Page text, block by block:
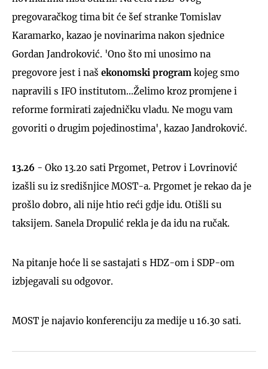
pregovaračkog tima bit će šef stranke Tomislav
Karamarko, kazao je novinarima nakon sjednice
Gordan Jandroković. 'Ono što mi unosimo na
pregovore jest i naš ekonomski program kojeg smo
napravili s IFO institutom...Želimo kroz promjene i
reforme formirati zajedničku vladu. Ne mogu vam
govoriti o drugim pojedinostima', kazao Jandroković.
13.26 - Oko 13.20 sati Prgomet, Petrov i Lovrinović
izašli su iz središnjice MOST-a. Prgomet je rekao da je
prošlo dobro, ali nije htio reći gdje idu. Otišli su
taksijem. Sanela Dropulić rekla je da idu na ručak.
Na pitanje hoće li se sastajati s HDZ-om i SDP-om
izbjegavali su odgovor.
MOST je najavio konferenciju za medije u 16.30 sati.